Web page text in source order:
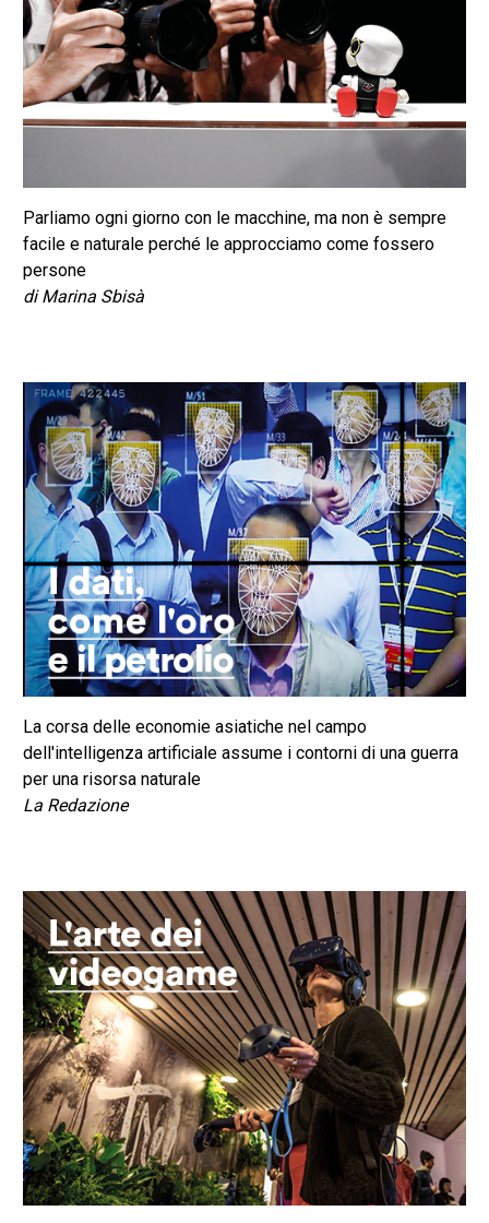
Parliamo ogni giorno con le macchine, ma non è sempre
facile e naturale perché le approcciamo come fossero
persone
di Marina Sbisà
La corsa delle economie asiatiche nel campo
dell'intelligenza artificiale assume i contorni di una guerra
per una risorsa naturale
La Redazione